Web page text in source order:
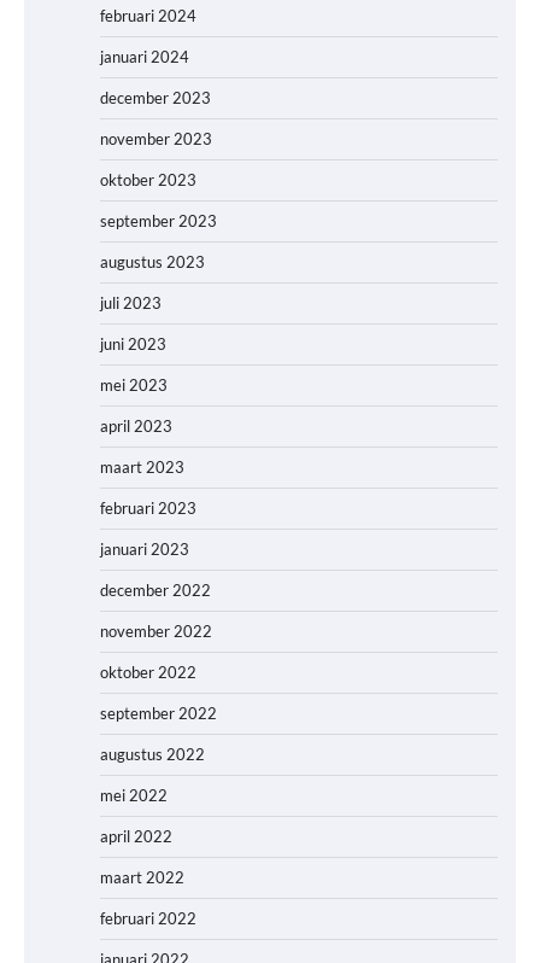
februari 2024
januari 2024
december 2023
november 2023
oktober 2023
september 2023
augustus 2023
juli 2023
juni 2023
mei 2023
april 2023
maart 2023
februari 2023
januari 2023
december 2022
november 2022
oktober 2022
september 2022
augustus 2022
mei 2022
april 2022
maart 2022
februari 2022